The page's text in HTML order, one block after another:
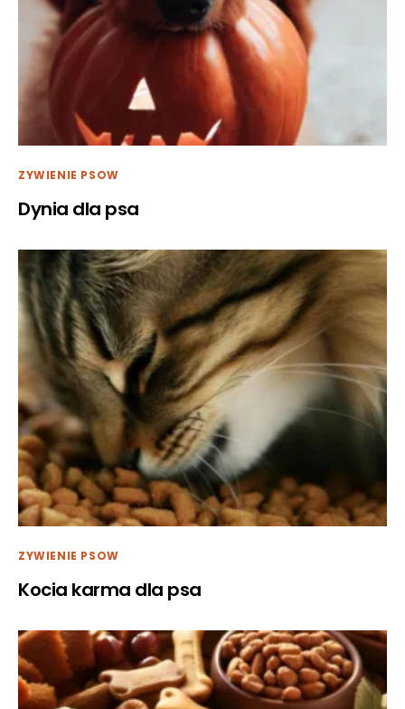
ZYWIENIE PSOW
Dynia dla psa
ZYWIENIE PSOW
Kocia karma dla psa